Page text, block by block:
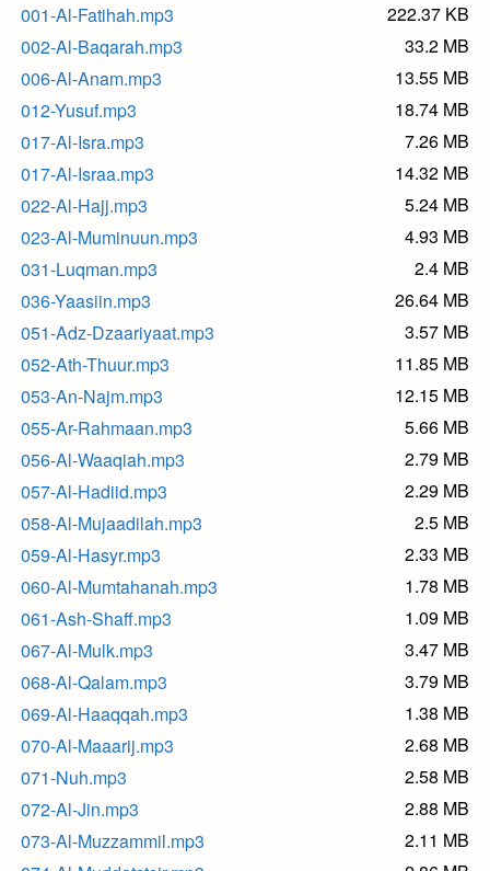
001-Al-Fatihah.mp3
222.37 KB
002-Al-Baqarah.mp3
33.2 MB
006-Al-Anam.mp3
13.55 MB
012-Yusuf.mp3
18.74 MB
017-Al-Isra.mp3
7.26 MB
017-Al-Israa.mp3
14.32 MB
022-Al-Hajj.mp3
5.24 MB
023-Al-Muminuun.mp3
4.93 MB
031-Luqman.mp3
2.4 MB
036-Yaasiin.mp3
26.64 MB
051-Adz-Dzaariyaat.mp3
3.57 MB
052-Ath-Thuur.mp3
11.85 MB
053-An-Najm.mp3
12.15 MB
055-Ar-Rahmaan.mp3
5.66 MB
056-Al-Waaqiah.mp3
2.79 MB
057-Al-Hadiid.mp3
2.29 MB
058-Al-Mujaadilah.mp3
2.5 MB
059-Al-Hasyr.mp3
2.33 MB
060-Al-Mumtahanah.mp3
1.78 MB
061-Ash-Shaff.mp3
1.09 MB
067-Al-Mulk.mp3
3.47 MB
068-Al-Qalam.mp3
3.79 MB
069-Al-Haaqqah.mp3
1.38 MB
070-Al-Maaarij.mp3
2.68 MB
071-Nuh.mp3
2.58 MB
072-Al-Jin.mp3
2.88 MB
073-Al-Muzzammil.mp3
2.11 MB